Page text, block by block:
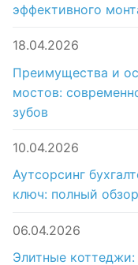
эффективного
18.04.2026
Преимущества и
мостов:
зубов
10.04.2026
Аутсорсинг
ключ: полный
06.04.2026
Элитные коттеджи: